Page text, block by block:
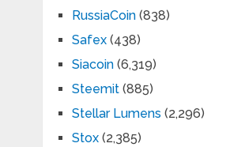
RussiaCoin(838)
Safex(438)
Siacoin(6,319)
Steemit(885)
Stellar Lumens (2,296)
Stox(2,385)